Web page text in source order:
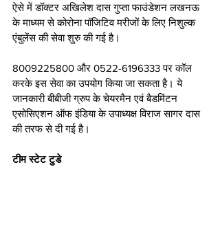
ऐसे में डॉक्टर अखिलेश दास गुप्ता फाउंडेशन लखनऊ
के माध्यम से कोरोना पॉजिटिव मरीजों के लिए निशुल्क
एंबुलेंस की सेवा शुरु की गई है।
8009225800 और 0522-6196333 पर कॉल
करके इस सेवा का उपयोग किया जा सकता है। ये
जानकारी बीबीजी ग्रुप के चेयरमैन एवं बैडमिंटन
एसोसिएशन ऑफ इंडिया के उपाध्यक्ष विराज सागर दास
की तरफ से दी गई है।
टीम स्टेट टुडे